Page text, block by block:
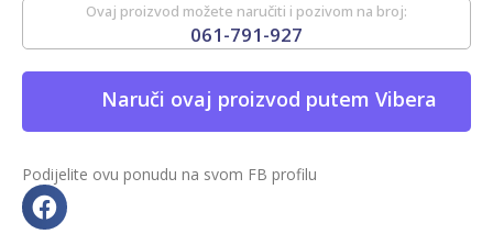
Ovaj proizvod možete naručiti i pozivom na broj:
061-791-927
Naruči ovaj proizvod putem Vibera
Podijelite ovu ponudu na svom FB profilu